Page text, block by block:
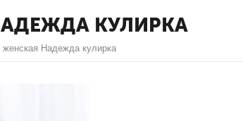
КУЛИРКА
женская Надежда кулирка